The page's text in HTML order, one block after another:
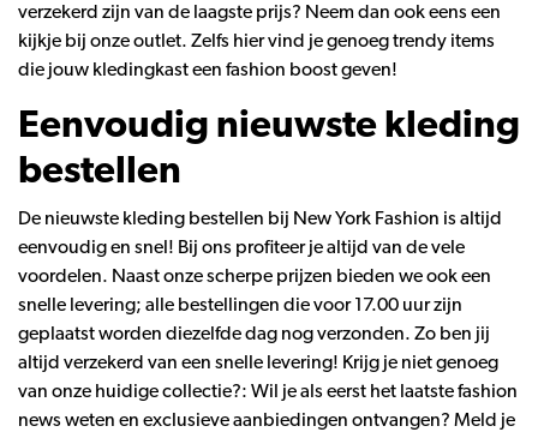
verzekerd zijn van de laagste prijs? Neem dan ook eens een
kijkje bij onzeoutlet. Zelfs hier vind je genoeg trendy items
die jouw kledingkast een fashion boost geven!
Eenvoudig nieuwste kleding
bestellen
De nieuwste kleding bestellen bij New York Fashion is altijd
eenvoudig en snel! Bij ons profiteer je altijd van de vele
voordelen. Naast onze scherpe prijzen bieden we ook een
snelle levering; alle bestellingen die voor 17.00 uur zijn
geplaatst worden diezelfde dag nog verzonden. Zo ben jij
altijd verzekerd van een snelle levering! Krijg je niet genoeg
van onze huidige collectie?: Wil je als eerst het laatste fashion
news weten en exclusieve aanbiedingen ontvangen? Meld je